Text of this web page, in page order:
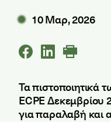
10 Μαρ, 2026
Τα πιστοποιητικά
ECPE Δεκεμβρίου
για παραλαβή και